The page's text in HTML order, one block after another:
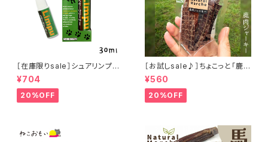
［在庫限りsale］シュアリンプウ
イヤークリーナー 30ml
¥704
20%OFF
［お試しsale♪］ちょこっと「鹿肉
ジャーキー」ジビエ鹿 おやつ
¥560
20%OFF